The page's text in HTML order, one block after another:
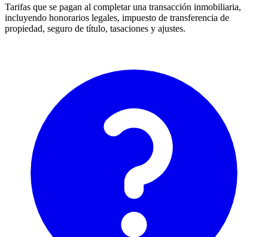
Tarifas que se pagan al completar una transacción inmobiliaria,
incluyendo honorarios legales, impuesto de transferencia de
propiedad, seguro de título, tasaciones y ajustes.